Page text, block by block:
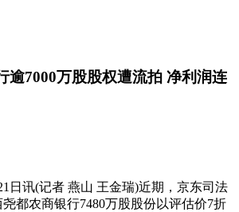
逾7000万股股权遭流拍 净利润连
讯(记者 燕山 王金瑞)近期，京东司法
都农商银行7480万股股份以评估价7折